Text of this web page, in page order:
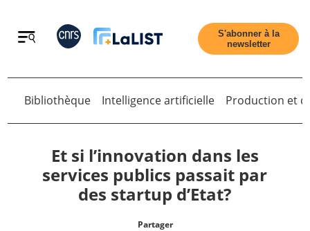
Retour
S'abonner à la
newsletter
Retour
Bibliothèque Intelligence artificielle Production et
Et si l’innovation dans les
services publics passait par
des startup d’Etat?
Partager